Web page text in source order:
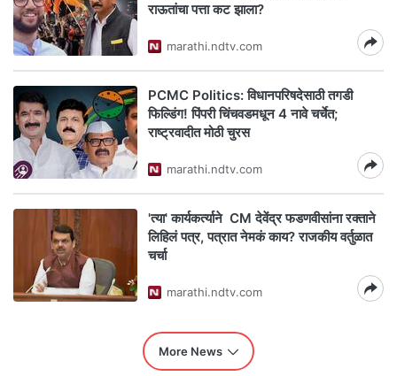
राऊतांचा पत्ता कट झाला?
marathi.ndtv.com
PCMC Politics: विधानपरिषदेसाठी तगडी
फिल्डिंग! पिंपरी चिंचवडमधून 4 नावे चर्चेत;
राष्ट्रवादीत मोठी चुरस
marathi.ndtv.com
'त्या' कार्यकर्त्याने CM देवेंद्र फडणवीसांना रक्ताने
लिहिलं पत्र, पत्रात नेमकं काय? राजकीय वर्तुळात
चर्चा
marathi.ndtv.com
More News